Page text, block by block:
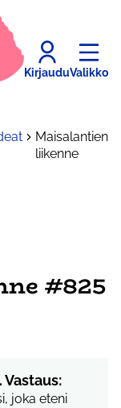
KirjauduValikko
Maisalantien
liikenne
#825
joka eteni